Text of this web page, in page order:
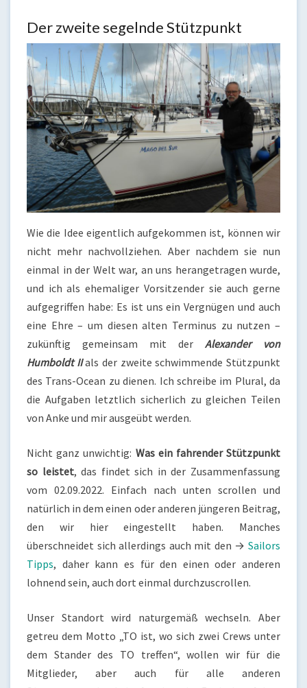
Der zweite segelnde Stützpunkt
Wie die Idee eigentlich aufgekommen ist, können wir
nicht mehr nachvollziehen. Aber nachdem sie nun
einmal in der Welt war, an uns herangetragen wurde,
und ich als ehemaliger Vorsitzender sie auch gerne
aufgegriffen habe: Es ist uns ein Vergnügen und auch
eine Ehre – um diesen alten Terminus zu nutzen –
zukünftig gemeinsam mit der Alexander von
Humboldt IIals der zweite schwimmende Stützpunkt
des Trans-Ocean zu dienen. Ich schreibe im Plural, da
die Aufgaben letztlich sicherlich zu gleichen Teilen
von Anke und mir ausgeübt werden.
Nicht ganz unwichtig: Was ein fahrender Stützpunkt
so leistet, das findet sich in der Zusammenfassung
vom 02.09.2022. Einfach nach unten scrollen und
natürlich in dem einen oder anderen jüngeren Beitrag,
den wir hier eingestellt haben. Manches
überschneidet sich allerdings auch mit den → Sailors
Tipps, daher kann es für den einen oder anderen
lohnend sein, auch dort einmal durchzuscrollen.
Unser Standort wird naturgemäß wechseln. Aber
getreu dem Motto „TO ist, wo sich zwei Crews unter
dem Stander des TO treffen“, wollen wir für die
Mitglieder, aber auch für alle anderen